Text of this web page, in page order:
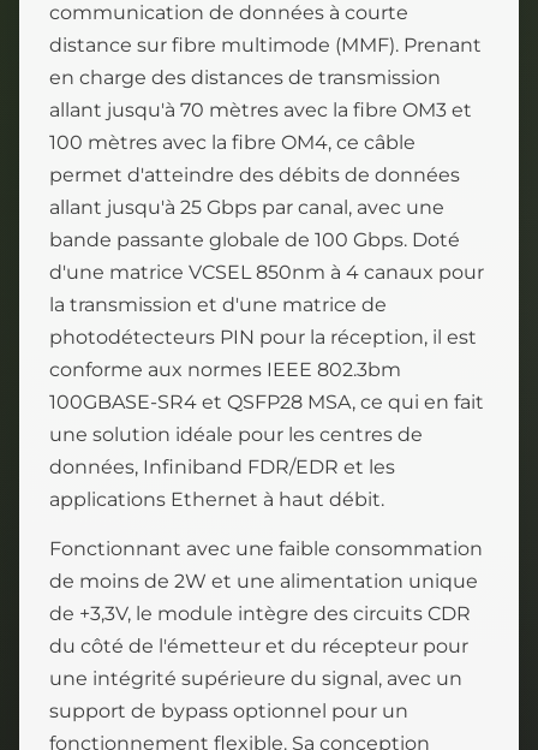
communication de données à courte
distance sur fibre multimode (MMF). Prenant
en charge des distances de transmission
allant jusqu'à 70 mètres avec la fibre OM3 et
100 mètres avec la fibre OM4, ce câble
permet d'atteindre des débits de données
allant jusqu'à 25 Gbps par canal, avec une
bande passante globale de 100 Gbps. Doté
d'une matrice VCSEL 850nm à 4 canaux pour
la transmission et d'une matrice de
photodétecteurs PIN pour la réception, il est
conforme aux normes IEEE 802.3bm
100GBASE-SR4 et QSFP28 MSA, ce qui en fait
une solution idéale pour les centres de
données, Infiniband FDR/EDR et les
applications Ethernet à haut débit.
Fonctionnant avec une faible consommation
de moins de 2W et une alimentation unique
de +3,3V, le module intègre des circuits CDR
du côté de l'émetteur et du récepteur pour
une intégrité supérieure du signal, avec un
support de bypass optionnel pour un
fonctionnement flexible. Sa conception